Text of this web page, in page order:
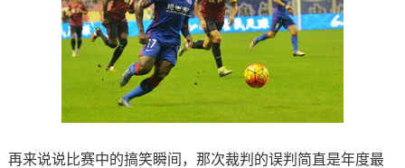
再来说说比赛中的搞笑瞬间，那次裁判的误判简直是年度最